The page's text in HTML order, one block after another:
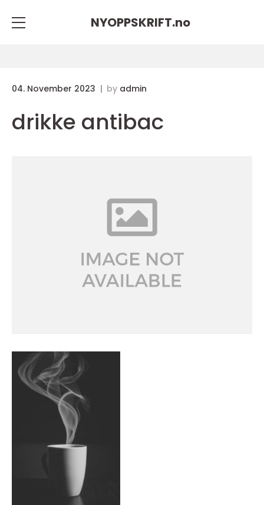
NYOPPSKRIFT.no
04. November 2023 by admin
drikke antibac